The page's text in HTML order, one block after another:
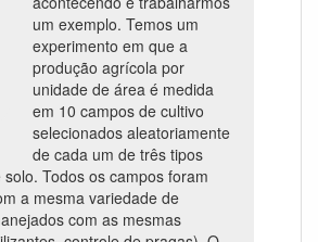
um exemplo. Temos um
experimento em que a
produção agrícola por
unidade de área é medida
em 10 campos de cultivo
selecionados aleatoriamente
de cada um de três tipos
Todos os campos foram
a mesma variedade de
com as mesmas